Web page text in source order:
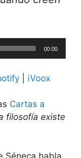
00:00
iVoox
Cartas a
filosofía existe
Séneca habla